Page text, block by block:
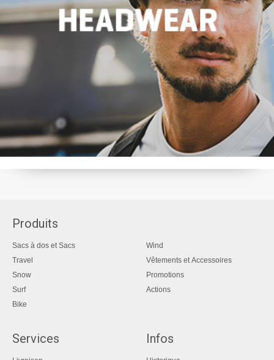
Produits
Sacs à dos et Sacs
Travel
Snow
Surf
Bike
Wind
Vêtements et Accessoires
Promotions
Actions
Services Infos